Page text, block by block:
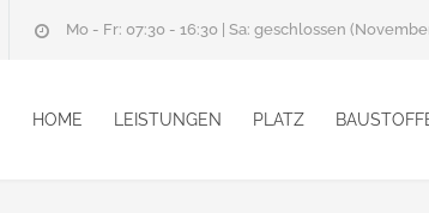
Mo - Fr: 07:30 - 16:30 | Sa: geschlossen
HOME LEISTUNGEN PLATZ